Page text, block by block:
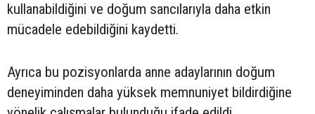
kullanabildiğini ve doğum sancılarıyla daha etkin
mücadele edebildiğini kaydetti.
Ayrıca bu pozisyonlarda anne adaylarının doğum
deneyiminden daha yüksek memnuniyet bildirdiğine